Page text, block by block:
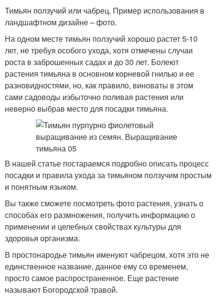
Тимьян ползучий или чабрец. Пример использования в
ландшафтном дизайне – фото.
На одном месте тимьян ползучий хорошо растет 5-10
лет, не требуя особого ухода, хотя отмечены случаи
роста в заброшенных садах и до 30 лет. Болеют
растения тимьяна в основном корневой гнилью и ее
разновидностями, но, как правило, виноваты в этом
сами садоводы избыточно поливая растения или
неверно выбрав место для посадки тимьяна.
В нашей статье постараемся подробно описать процесс
посадки и правила ухода за тимьяном ползучим простым
и понятным языком.
Вы также сможете посмотреть фото растения, узнать о
способах его размножения, получить информацию о
применении и целебных свойствах культуры для
здоровья организма.
В простонародье тимьян именуют чабрецом, хотя это не
единственное название, данное ему со временем,
просто самое распространенное. Еще растение
называют Богородской травой.